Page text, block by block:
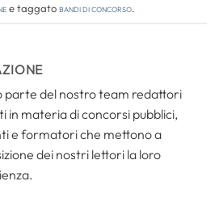
e taggatobandi di concorso.
parte del nostro team redattori
in materia di concorsi pubblici,
e formatori che mettono a
dei nostri lettori la loro